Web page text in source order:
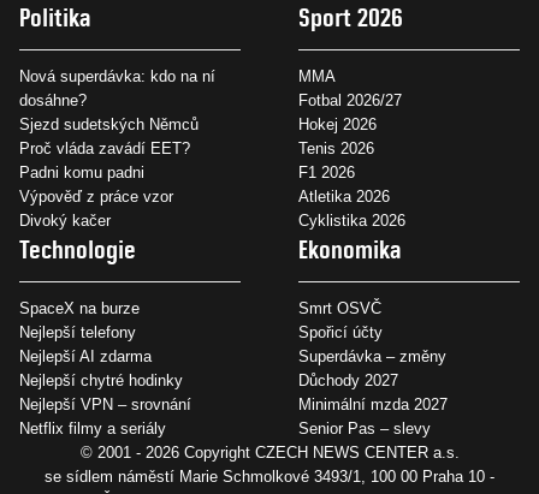
Politika
Nová superdávka: kdo na ní
dosáhne?
Sjezd sudetských Němců
Proč vláda zavádí EET?
Padni komu padni
Výpověď z práce vzor
Divoký kačer
Sport 2026
MMA
Fotbal 2026/27
Hokej 2026
Tenis 2026
F1 2026
Atletika 2026
Cyklistika 2026
Technologie
SpaceX na burze
Nejlepší telefony
Nejlepší AI zdarma
Nejlepší chytré hodinky
Nejlepší VPN – srovnání
Netflix filmy a seriály
Ekonomika
Smrt OSVČ
Spořicí účty
Superdávka – změny
Důchody 2027
Minimální mzda 2027
Senior Pas – slevy
© 2001 - 2026 Copyright CZECH NEWS CENTER a.s.
se sídlem náměstí Marie Schmolkové 3493/1, 100 00 Praha 10 -